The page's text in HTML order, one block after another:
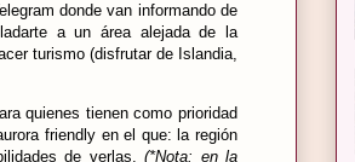
donde van informando de
a un área alejada de la
turismo (disfrutar de Islandia,
quienes tienen como prioridad
friendly en el que: la región
de verlas.(*Nota: en la